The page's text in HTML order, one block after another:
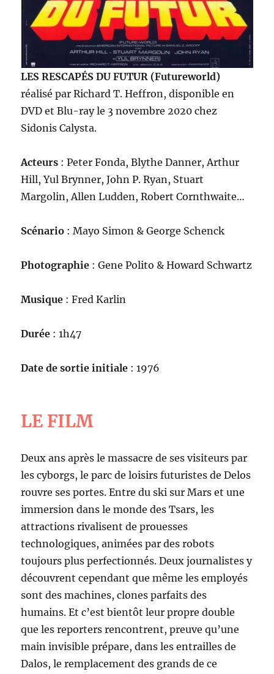
LES RESCAPÉS DU FUTUR (Futureworld)
réalisé par Richard T. Heffron, disponible en
DVD et Blu-ray le 3 novembre 2020 chez
Sidonis Calysta.
Acteurs : Peter Fonda, Blythe Danner, Arthur
Hill, Yul Brynner, John P. Ryan, Stuart
Margolin, Allen Ludden, Robert Cornthwaite…
Scénario : Mayo Simon & George Schenck
Photographie : Gene Polito & Howard Schwartz
Musique : Fred Karlin
Durée : 1h47
Date de sortie initiale : 1976
LE FILM
Deux ans après le massacre de ses visiteurs par
les cyborgs, le parc de loisirs futuristes de Delos
rouvre ses portes. Entre du ski sur Mars et une
immersion dans le monde des Tsars, les
attractions rivalisent de prouesses
technologiques, animées par des robots
toujours plus perfectionnés. Deux journalistes y
découvrent cependant que même les employés
sont des machines, clones parfaits des
humains. Et c’est bientôt leur propre double
que les reporters rencontrent, preuve qu’une
main invisible prépare, dans les entrailles de
Dalos, le remplacement des grands de ce